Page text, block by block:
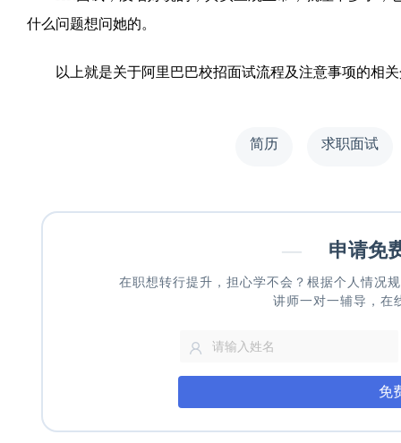
什么问题想问她的。
以上就是关于阿里巴巴校招面试流程及注意事项的相关
简历 求职面试
— 申请免
在职想转行提升，担心学不会？根据个人情况
讲师一对一辅导，在
免